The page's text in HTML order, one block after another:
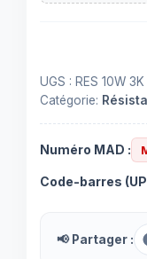
UGS : RES 10W 3K
Catégorie:
Numéro MAD :
Code-barres
📢 Partager :